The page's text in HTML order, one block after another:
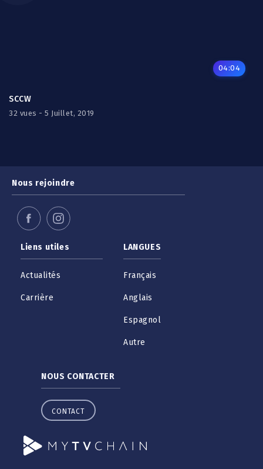
04:04
SCCW
32 vues - 5 Juillet, 2019
Nous rejoindre
Liens utiles
Actualités
Carrière
LANGUES
Français
Anglais
Espagnol
Autre
NOUS CONTACTER
CONTACT